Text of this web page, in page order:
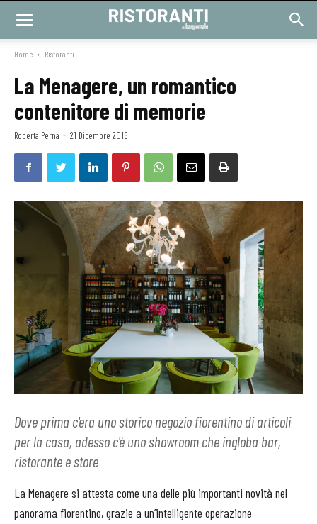
Home Ristoranti
La Menagere, un romantico
contenitore di memorie
Roberta Perna - 21 Dicembre 2015
Dove prima c'era uno storico negozio fiorentino di articoli
per la casa, adesso c'è uno showroom che ingloba bar,
ristorante e store
La Menagere si attesta come una delle più importanti novità nel
panorama fiorentino, grazie a un’intelligente operazione